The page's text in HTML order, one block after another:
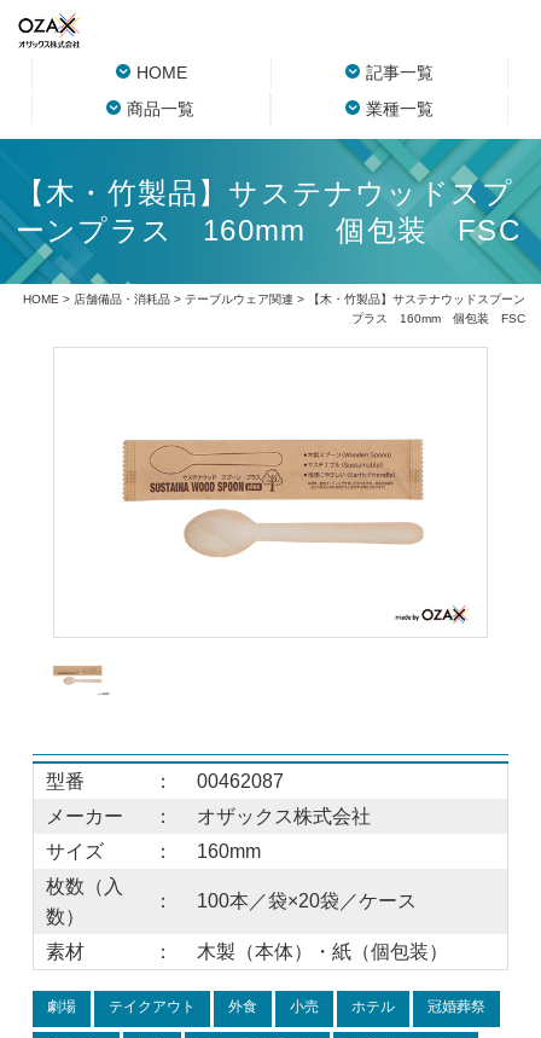
HOME
記事一覧
商品一覧
業種一覧
【木・竹製品】サステナウッドスプ
ーンプラス 160mm 個包装 FSC
HOME > 店舗備品・消耗品> テーブルウェア関連 > 【木・竹製品】サステナウッドスプーン
プラス 160mm 個包装 FSC
型番 ：
00462087
メーカー
：
オザックス株式会社
サイズ
：
160mm
枚数（入
数）
： 100本／袋×20袋／ケース
素材 ： 木製（本体）・紙（個包装）
劇場 テイクアウト 外食 小売 ホテル 冠婚葬祭